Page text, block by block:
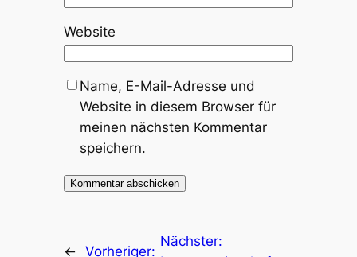
Website
Name, E-Mail-Adresse und
Website in diesem Browser für
meinen nächsten Kommentar
speichern.
← Vorheriger:
Nächster: